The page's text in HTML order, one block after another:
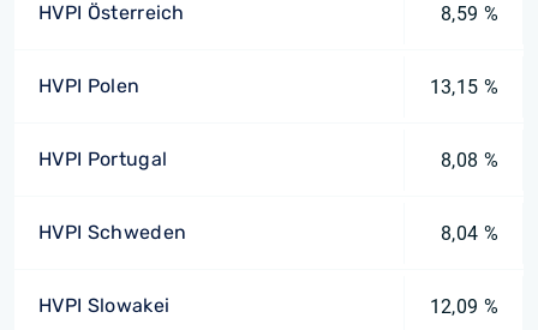
HVPI Österreich 8,59 %
HVPI Polen 13,15 %
HVPI Portugal 8,08 %
HVPI Schweden 8,04 %
HVPI Slowakei 12,09 %